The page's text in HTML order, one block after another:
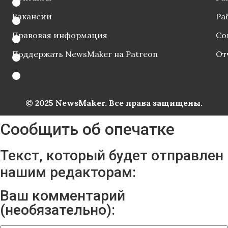
Вакансии
Правовая информация
Поддержать NewsMaker на Patreon
© 2025 NewsMaker. Все права защищены.
Сообщить об опечатке
Текст, который будет отправлен
нашим редакторам:
Ваш комментарий
(необязательно):